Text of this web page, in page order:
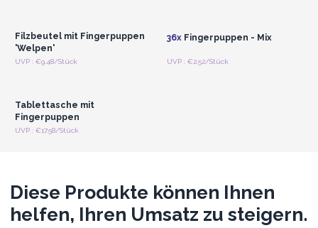
Filzbeutel mit Fingerpuppen
'Welpen'
UVP : €9.48/Stück
36xFingerpuppen - Mix
UVP : €2.52/Stück
Anmelden oder
Tablettasche mit
Fingerpuppen
UVP : €17.58/Stück
Diese Produkte können Ihnen
helfen, Ihren Umsatz zu steigern.